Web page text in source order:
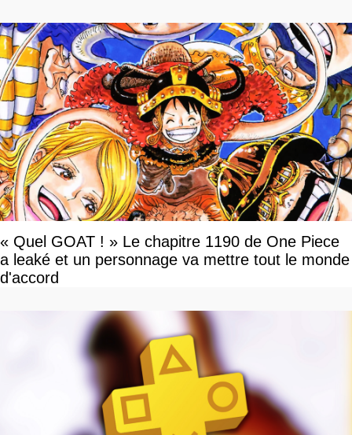
« Quel GOAT ! » Le chapitre 1190 de One Piece
a leaké et un personnage va mettre tout le monde
d'accord